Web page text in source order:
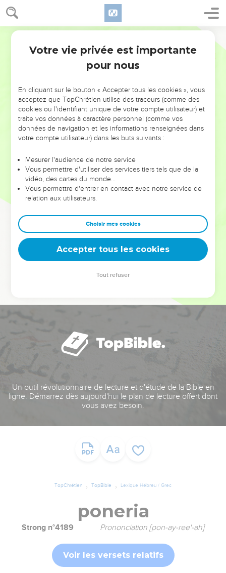
NE MANQUEZ PAS L’ÉVÉNEMENT
DE L’ANNÉE !
ET SI LEURS ERREURS POUVAIENT VOUS ÉVITER LES
VOTRES ?
leur foi ou leur vision. Mais on voit moins les doutes, les erreurs
et les saisons difficiles qu'ils ont traversés, alors même que ce
sont elles qui les ont façonnés.
Dans cette conférence, leaders, entrepreneurs, et responsables
clés pour avancer avec plus de sagesse afin que leurs erreurs
deviennent vos tremplins. Que vous guidiez un ministère, une
équipe, un groupe ou une famille, leur expérience est faite
Un outil révolutionnaire de lecture et d'étude de la Bible en
ligne. Démarrez dès aujourd'hui le plan de lecture offert dont
vous avez besoin.
TopChrétien TopBible Lexique Hébreu / Grec
poneria
Strong n°4189 Prononciation [pon-ay-ree'-ah]
Voir les versets relatifs
Votre vie privée est importante
pour nous
En cliquant sur le bouton « Accepter tous les cookies », vous
acceptez que TopChrétien utilise des traceurs (comme des
cookies ou l'identifiant unique de votre compte utilisateur) et
traite vos données à caractère personnel (comme vos
données de navigation et les informations renseignées dans
votre compte utilisateur) dans les buts suivants :
Mesurer l'audience de notre service
Vous permettre d'utiliser des services tiers tels que de la
vidéo, des cartes du monde…
Vous permettre d'entrer en contact avec notre service de
relation aux utilisateurs.
Choisir mes cookies
Accepter tous les cookies
Tout refuser